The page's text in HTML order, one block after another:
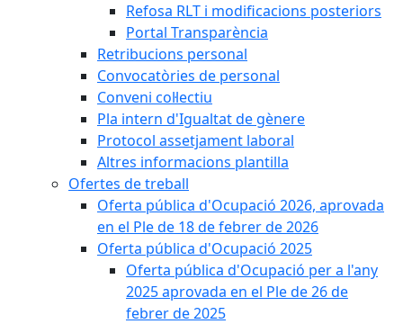
Refosa RLT i modificacions posteriors
Portal Transparència
Retribucions personal
Convocatòries de personal
Conveni col·lectiu
Pla intern d'Igualtat de gènere
Protocol assetjament laboral
Altres informacions plantilla
Ofertes de treball
Oferta pública d'Ocupació 2026, aprovada
en el Ple de 18 de febrer de 2026
Oferta pública d'Ocupació 2025
Oferta pública d'Ocupació per a l'any
2025 aprovada en el Ple de 26 de
febrer de 2025